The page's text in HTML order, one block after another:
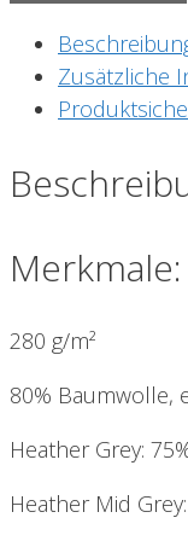
Zusätzliche
Merkmale:
280 g/m²
80% Baumwolle,
Heather Grey:
Heather Mid